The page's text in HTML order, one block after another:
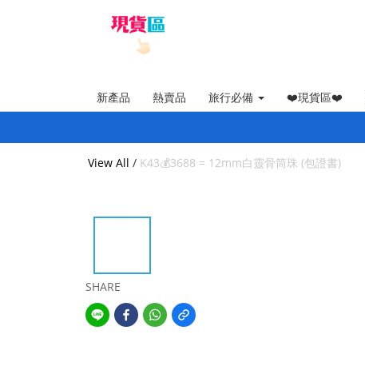
新產品 熱賣品 旅行必備 ❤️現貨區❤️
View All / K43💰3688 = 12mm白靈骨筒珠 (包證書)
SHARE